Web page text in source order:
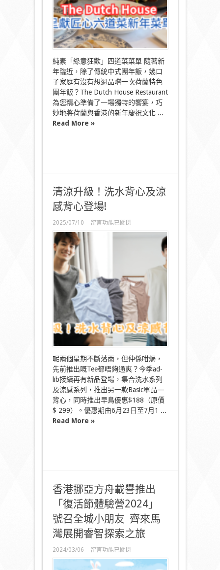
亞
洲
風
味
The
Dutch
呈
獻
匠
六
道
菜
新
純素「綠意狂歡」四道菜菜單 隨著新
年臨近，除了傳統中式團年飯，幾口
子家庭有沒有想過品嚐一次荷蘭特色
團年飯？The Dutch House Restaurant
為您精心準備了一場獨特的饗宴，巧
妙地將荷蘭與香港的新年慶祝文化 ...
Read More »
清涼升級！洗水背心及涼
感背心登場!
2025/07/10
在
〈清
洗
背
心
及
涼
感
背
心
登
場!〉
中
留言功能已關閉
呢兩個星期不斷落雨，但仲係咁焗，
先前推出嘅Tee都唔夠通爽？今季ad-
lib接續再有新品登場，集合洗水系列
及涼感系列，推出另一款Basic單品—
背心，同時推出早鳥優惠$188（原價
$ 299）。優惠期由6月23日至7月1 ...
Read More »
香港挪亞方舟載譽推出
「復活節體驗營2024」
號召全城小朋友 齊來馬
灣展開睿智探索之旅
2024/03/06
在
〈香
港
留言功能已關閉